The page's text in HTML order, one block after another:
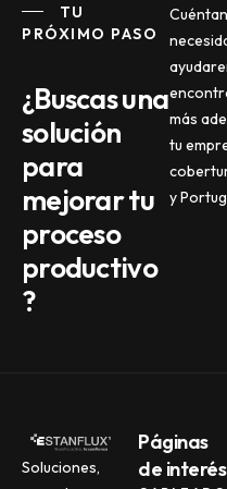
TU
PRÓXIMO PASO
¿Buscas una
solución
para
mejorar tu
proceso
productivo
?
más
tu
y
Soluciones,
Páginas
de interés